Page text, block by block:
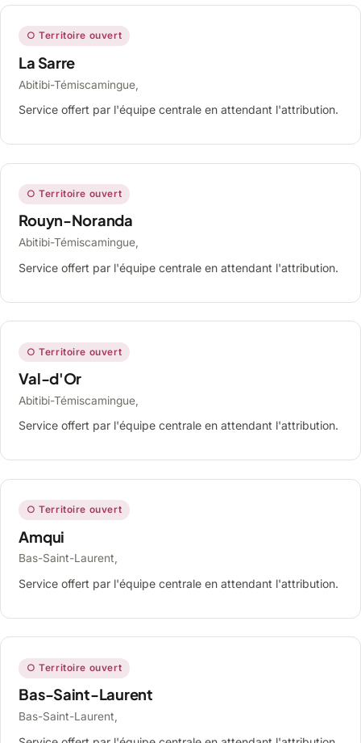
○ Territoire ouvert
La Sarre
Abitibi-Témiscamingue,
Service offert par l'équipe centrale en attendant l'attribution.
○ Territoire ouvert
Rouyn-Noranda
Abitibi-Témiscamingue,
Service offert par l'équipe centrale en attendant l'attribution.
○ Territoire ouvert
Val-d'Or
Abitibi-Témiscamingue,
Service offert par l'équipe centrale en attendant l'attribution.
○ Territoire ouvert
Amqui
Bas-Saint-Laurent,
Service offert par l'équipe centrale en attendant l'attribution.
○ Territoire ouvert
Bas-Saint-Laurent
Bas-Saint-Laurent,